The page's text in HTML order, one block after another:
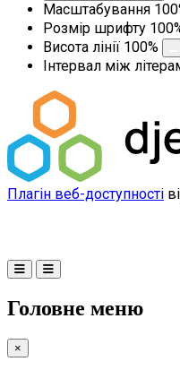
Масштабування 100
Розмір шрифту 100
Висота лінії 100%
Інтервал між
Плагін веб-доступності
Головне меню
×